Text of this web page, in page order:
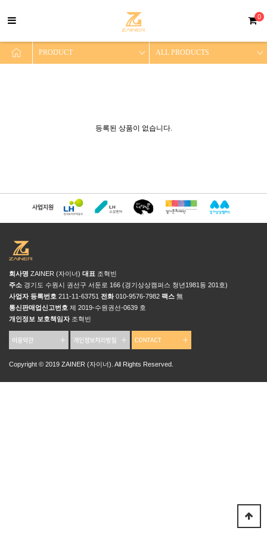
0
등록된 상품이 없습니다.
회사명 ZAINER (자이너) 대표 조혁빈
주소 경기도 수원시 권선구 서둔로 166 (경기상상캠퍼스 청년1981동 201호)
사업자 등록번호 211-11-63751 전화010-9576-7982 팩스 無
통신판매업신고번호 제 2019-수원권선-0639 호
개인정보 보호책임자조혁빈
Copyright © 2019 ZAINER (자이너). All Rights Reserved.